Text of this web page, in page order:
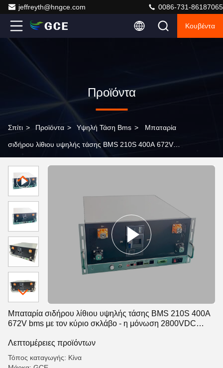
jeffreyth@hngce.com 0086-731-86187065
Κουβέντα
Προϊόντα
Σπίτι > Προϊόντα > Υψηλή Τάση Bms > Μπαταρία
σιδήρου λίθιου υψηλής τάσης BMS 210S 400A 672V
αντιστέκεται την τάση
Μπαταρία σιδήρου λίθιου υψηλής τάσης BMS 210S 400A
672V bms με τον κύριο σκλάβο - η μόνωση 2800VDC
Λεπτομέρειες προϊόντων
Τόπος καταγωγής: Κίνα